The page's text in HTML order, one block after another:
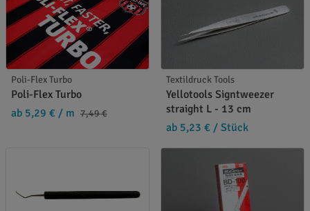
Poli-Flex Turbo
Poli-Flex Turbo
ab 5,29 € / m 7,49 €
Textildruck Tools
Yellotools Signtweezer
straight L - 13 cm
ab 5,23 € / Stück